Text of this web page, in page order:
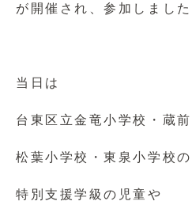
が開催され、参加しました
当日は
台東区立金竜小学校・蔵前
松葉小学校・東泉小学校の
特別支援学級の児童や